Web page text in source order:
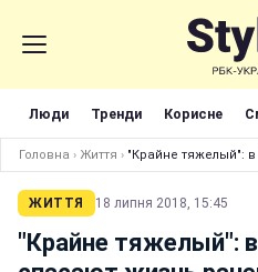
Люди Тренди Корисне
Головна › Життя › "Крайне тяжелый":
ЖИТТЯ 18 липня 2018, 15:45
"Крайне тяжелый":